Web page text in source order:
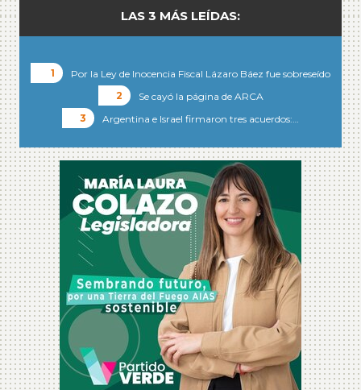
LAS 3 MÁS LEÍDAS:
Por la Ley de Inocencia Fiscal Lázaro Báez fue sobreseído
Se cayó la página de ARCA
Argentina e Israel firmaron tres acuerdos:…